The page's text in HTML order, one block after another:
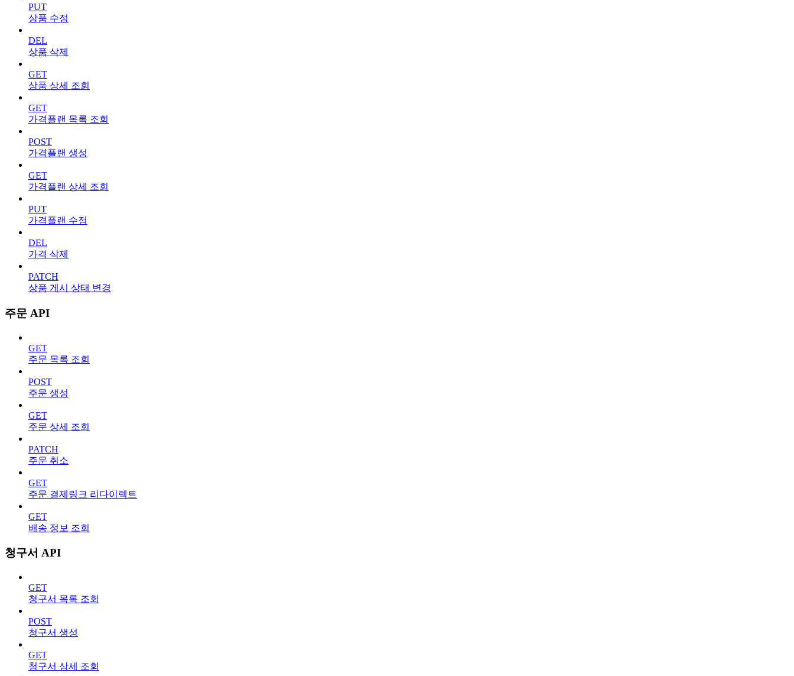
PUT
상품 수정
DEL
상품 삭제
GET
상품 상세 조회
GET
가격플랜 목록 조회
POST
가격플랜 생성
GET
가격플랜 상세 조회
PUT
가격플랜 수정
DEL
가격 삭제
PATCH
상품 게시 상태 변경
주문 API
GET
주문 목록 조회
POST
주문 생성
GET
주문 상세 조회
PATCH
주문 취소
GET
주문 결제링크 리다이렉트
GET
배송 정보 조회
청구서 API
GET
청구서 목록 조회
POST
청구서 생성
GET
청구서 상세 조회